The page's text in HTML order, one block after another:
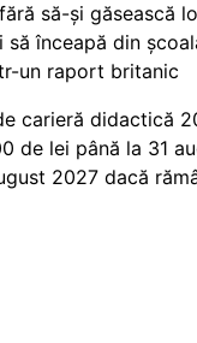
să-și găsească
să înceapă din
un raport britanic
carieră didactică
de lei până la 31
2027 dacă